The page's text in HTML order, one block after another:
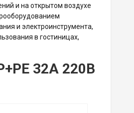
и на открытом воздухе
и электроинструмента,
в гостиницах,
32А 220В